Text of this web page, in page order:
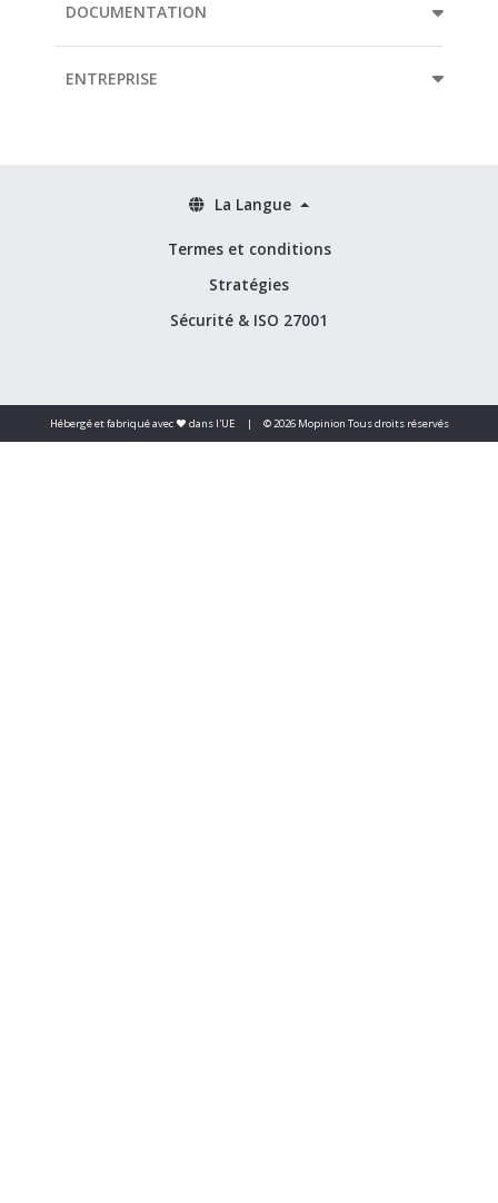
DOCUMENTATION
ENTREPRISE
Termes et conditions
Stratégies
Sécurité & ISO 27001
La Langue
Hébergé et fabriqué avec ❤️ dans l'UE | © 2026 Mopinion Tous droits réservés